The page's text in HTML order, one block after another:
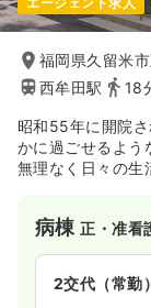
福岡県久留米
西牟田駅
18
昭和55年に開院
かに過ごせるよう
無理なく日々の生
病棟正・准看
2交代（常勤）